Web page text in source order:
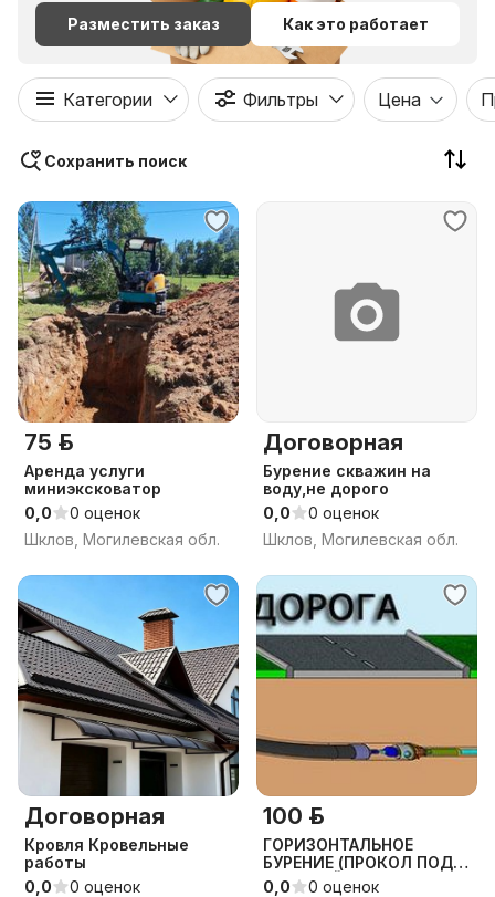
Разместить заказ Как это работает
Категории Фильтры Цена
Сохранить поиск
75 р.
Аренда услуги
миниэксковатор
0,0
0 оценок
Шклов, Могилевская обл.
Договорная
Бурение скважин на
воду,не дорого
0,0
0 оценок
Шклов, Могилевская обл.
Договорная
Кровля Кровельные
работы
0,0
0 оценок
100 р.
ГОРИЗОНТАЛЬНОЕ
БУРЕНИЕ (ПРОКОЛ ПОД
ДОРОГОЙ) ГНБ
0,0 0 оценок